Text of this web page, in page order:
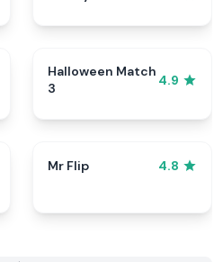
Halloween Match
3
4.9
Mr Flip 4.8